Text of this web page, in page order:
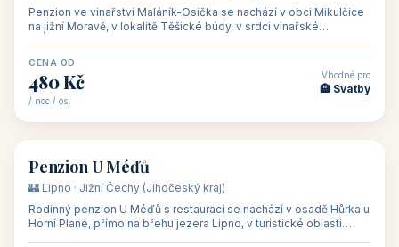
Penzion ve vinařství Maláník-Osička se nachází v obci Mikulčice
na jižní Moravě, v lokalitě Těšické búdy, v srdci vinařské
CENA OD
480 Kč
/ noc / os.
Vhodné pro
🏨 Svatby
🏡 penzion
Penzion U Méďů
🏰 Lipno · Jižní Čechy (Jihočeský kraj)
Rodinný penzion U Méďů s restaurací se nachází v osadě Hůrka u
Horní Plané, přímo na břehu jezera Lipno, v turistické oblasti